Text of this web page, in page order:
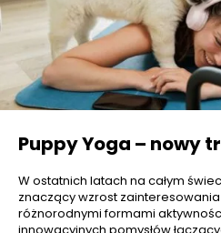
Puppy Yoga – nowy
W ostatnich latach na całym
znaczący wzrost
różnorodnymi formami